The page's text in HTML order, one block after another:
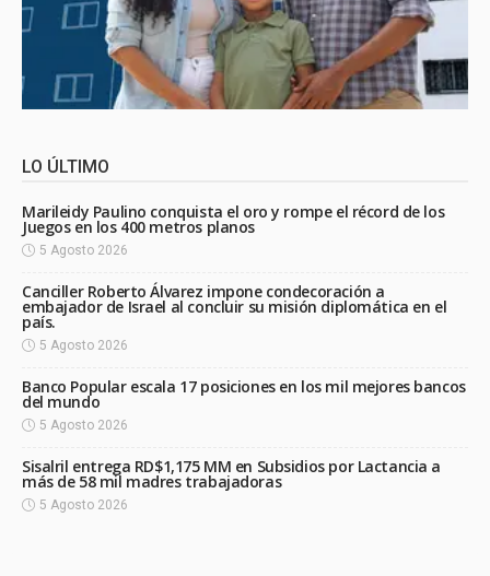
LO ÚLTIMO
Marileidy Paulino conquista el oro y rompe el récord de los
Juegos en los 400 metros planos
5 Agosto 2026
Canciller Roberto Álvarez impone condecoración a
embajador de Israel al concluir su misión diplomática en el
país.
5 Agosto 2026
Banco Popular escala 17 posiciones en los mil mejores bancos
del mundo
5 Agosto 2026
Sisalril entrega RD$1,175 MM en Subsidios por Lactancia a
más de 58 mil madres trabajadoras
5 Agosto 2026